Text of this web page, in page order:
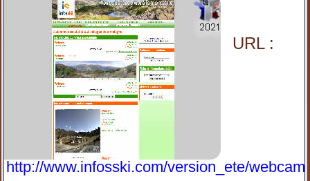
URL :
http://www.infosski.com/version_ete/